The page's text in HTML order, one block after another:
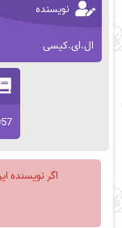
نویسنده
ال.ای.کیسی
اگر نویسنده